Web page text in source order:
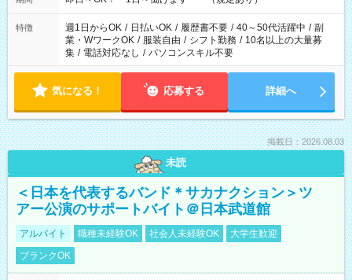
特徴 週1日からOK / 日払いOK / 履歴書不要 / 40～50代活躍中 / 副
業・WワークOK / 服装自由 / シフト勤務 / 10名以上の大量募
集 / 電話対応なし / パソコンスキル不要
気になる！ 応募する 詳細へ
掲載日：2026.08.03
未読
＜日本を代表するバンド＊サカナクション＞ツ
アー公演のサポートバイト＠日本武道館
アルバイト 職種未経験OK 社会人未経験OK
大学生歓迎
ブランクOK